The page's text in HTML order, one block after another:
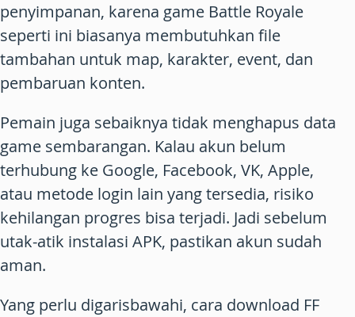
penyimpanan, karena game Battle Royale
seperti ini biasanya membutuhkan file
tambahan untuk map, karakter, event, dan
pembaruan konten.
Pemain juga sebaiknya tidak menghapus data
game sembarangan. Kalau akun belum
terhubung ke Google, Facebook, VK, Apple,
atau metode login lain yang tersedia, risiko
kehilangan progres bisa terjadi. Jadi sebelum
utak-atik instalasi APK, pastikan akun sudah
aman.
Yang perlu digarisbawahi, cara download FF